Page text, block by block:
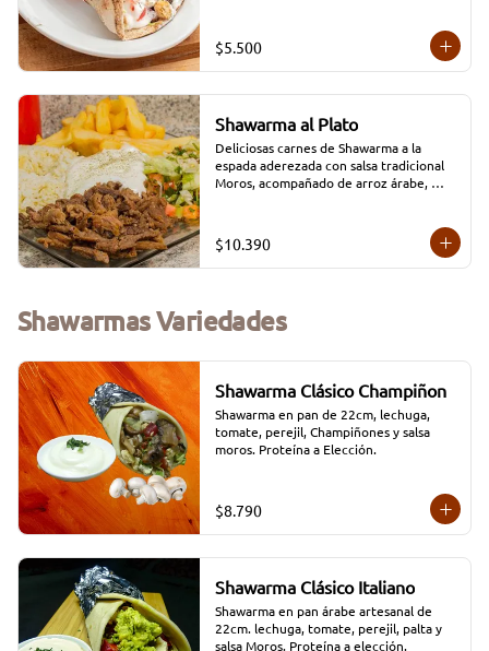
Carne/Pollo/Mixto/Falafel)
$5.500
Shawarma al Plato
Deliciosas carnes de Shawarma a la
espada aderezada con salsa tradicional
Moros, acompañado de arroz árabe,
$10.390
Shawarmas Variedades
Shawarma Clásico Champiñon
Shawarma en pan de 22cm, lechuga,
tomate, perejil, Champiñones y salsa
moros. Proteína a Elección.
$8.790
Shawarma Clásico Italiano
Shawarma en pan árabe artesanal de
22cm. lechuga, tomate, perejil, palta y
salsa Moros. Proteína a elección.